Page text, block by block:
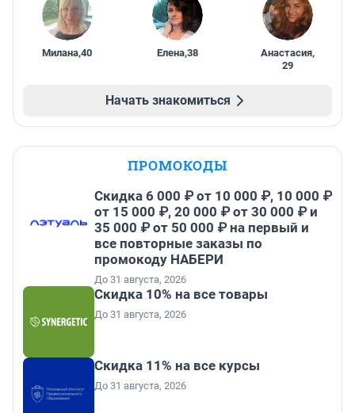
Милана,40 Елена,38 Анастасия,
29
Начать знакомиться
ПРОМОКОДЫ
Скидка 6 000 ₽ от 10 000 ₽, 10 000 ₽
от 15 000 ₽, 20 000 ₽ от 30 000 ₽ и
35 000 ₽ от 50 000 ₽ на первый и
все повторные заказы по
промокоду НАБЕРИ
До 31 августа, 2026
Скидка 10% на все товары
До 31 августа, 2026
Скидка 11% на все курсы
До 31 августа, 2026